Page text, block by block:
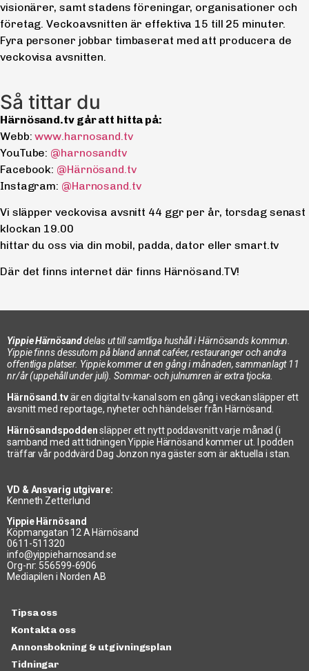
visionärer, samt stadens föreningar, organisationer och
företag. Veckoavsnitten är effektiva 15 till 25 minuter.
Fyra personer jobbar timbaserat med att producera de
veckovisa avsnitten.
Så tittar du
Härnösand.tv går att hitta på:
Webb:www.harnosand.tv
YouTube: @harnosandtv
Facebook: @Härnösand.tv
Instagram: @Harnosand.tv
Vi släpper veckovisa avsnitt 44 ggr per år, torsdag senast
klockan 19.00
hittar du oss via din mobil, padda, dator eller smart.tv
Där det finns internet där finns Härnösand.TV!
Yippie Härnösanddelas ut till samtliga hushåll i Härnösands kommun.
Yippie finns dessutom på bland annat caféer, restauranger och andra
offentliga platser. Yippie kommer ut en gång i månaden, sammanlagt 11
nr/år (uppehåll under juli). Sommar- och julnumren är extra tjocka.
Härnösand.tvär en digital tv-kanal som en gång i veckan släpper ett
avsnitt med reportage, nyheter och händelser från Härnösand.
Härnösandspoddensläpper ett nytt poddavsnitt varje månad (i
samband med att tidningen Yippie Härnösand kommer ut. I podden
träffar vår poddvärd Dag Jonzon nya gäster som är aktuella i stan.
VD & Ansvarig utgivare:
Kenneth Zetterlund
Yippie Härnösand
Köpmangatan 12 A Härnösand
0611-511320
info@yippieharnosand.se
Org-nr: 556599-6906
Mediapilen i Norden AB
Tipsa oss
Kontakta oss
Annonsbokning & utgivningsplan
Tidningar